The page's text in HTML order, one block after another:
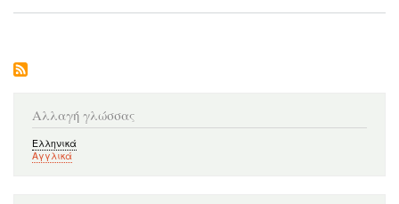
Αλλαγή γλώσσας
Ελληνικά
Αγγλικά